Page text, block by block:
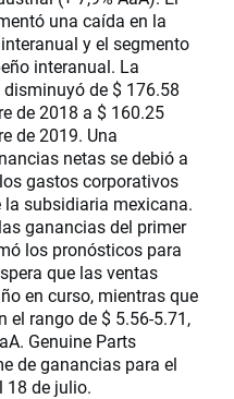
una caída en la
y el segmento
interanual. La
de $ 176.58
de 2018 a $ 160.25
de 2019. Una
netas se debió a
gastos corporativos
subsidiaria mexicana.
ganancias del primer
los pronósticos para
que las ventas
en curso, mientras que
el rango de $ 5.56-5.71,
Genuine Parts
de ganancias para el
18 de julio.